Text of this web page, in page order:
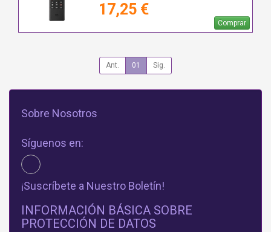
17,25 €
Comprar
Ant. 01 Sig.
Sobre Nosotros
Síguenos en:
¡Suscríbete a Nuestro Boletín!
INFORMACIÓN BÁSICA SOBRE
PROTECCIÓN DE DATOS